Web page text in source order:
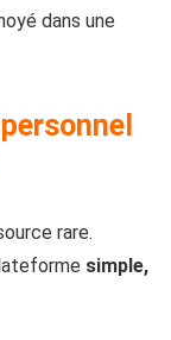
dans une
rare.
simple,